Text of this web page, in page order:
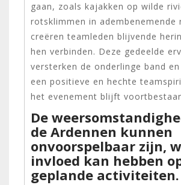
gaan, zoals kajakken op wilde
rotsklimmen in adembenemende
creëren teamleden blijvende
hen verbinden. Deze gedeelde
versterken de onderlinge band
een positieve en hechte
het evenement blijft
De
de Ardennen kunnen
onvoorspelbaar zijn,
invloed kan hebben
geplande activiteiten.